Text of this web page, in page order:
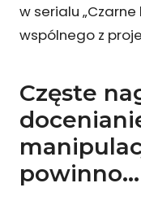
w serialu „Czarne
wspólnego z
Częste
powinno…